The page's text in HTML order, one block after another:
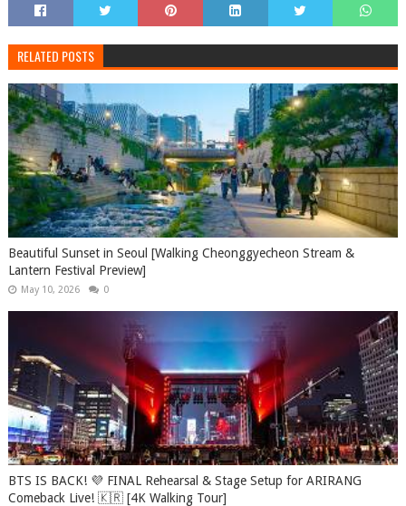
RELATED POSTS
Beautiful Sunset in Seoul [Walking Cheonggyecheon Stream &
Lantern Festival Preview]
May 10, 2026 0
BTS IS BACK! 💜 FINAL Rehearsal & Stage Setup for ARIRANG
Comeback Live! 🇰🇷 [4K Walking Tour]